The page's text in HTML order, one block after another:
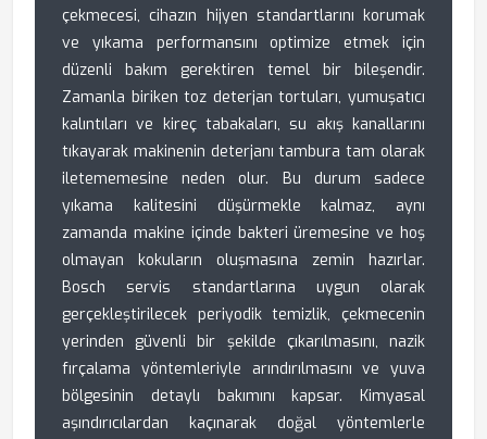
çekmecesi, cihazın hijyen standartlarını korumak
ve yıkama performansını optimize etmek için
düzenli bakım gerektiren temel bir bileşendir.
Zamanla biriken toz deterjan tortuları, yumuşatıcı
kalıntıları ve kireç tabakaları, su akış kanallarını
tıkayarak makinenin deterjanı tambura tam olarak
iletememesine neden olur. Bu durum sadece
yıkama kalitesini düşürmekle kalmaz, aynı
zamanda makine içinde bakteri üremesine ve hoş
olmayan kokuların oluşmasına zemin hazırlar.
Bosch servis standartlarına uygun olarak
gerçekleştirilecek periyodik temizlik, çekmecenin
yerinden güvenli bir şekilde çıkarılmasını, nazik
fırçalama yöntemleriyle arındırılmasını ve yuva
bölgesinin detaylı bakımını kapsar. Kimyasal
aşındırıcılardan kaçınarak doğal yöntemlerle